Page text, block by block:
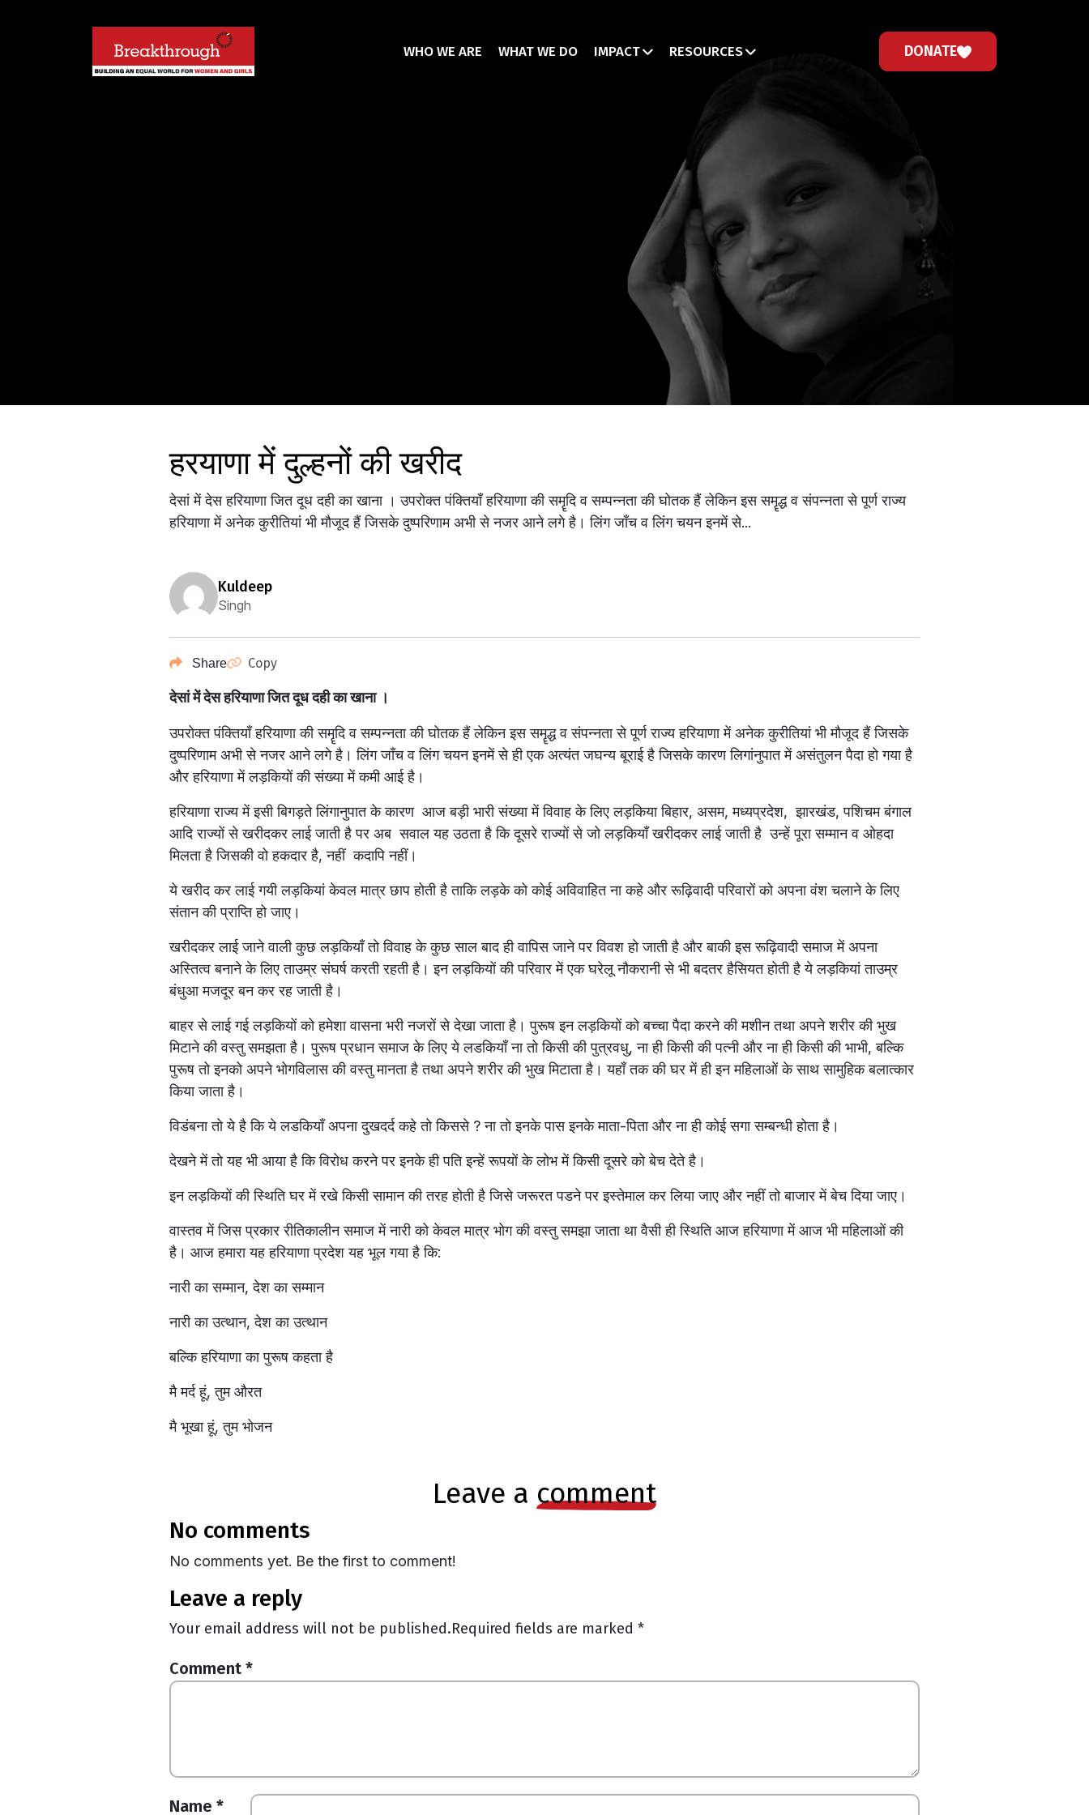
WHO WE ARE WHAT WE DO IMPACT RESOURCES DONATE
हरयाणा में दुल्हनों की खरीद
देसां में देस हरियाणा जित दूध दही का खाना । उपरोक्त पंक्तियाँ हरियाणा की समॄदि व सम्पन्नता की घोतक हैं लेकिन इस समॄद्ध व संपन्नता से पूर्ण राज्य
हरियाणा में अनेक कुरीतियां भी मौजूद हैं जिसके दुष्परिणाम अभी से नजर आने लगे है। लिंग जाँच व लिंग चयन इनमें से...
kuldeep
Singh
Share Copy
देसां में देस हरियाणा जित दूध दही का खाना ।
उपरोक्त पंक्तियाँ हरियाणा की समॄदि व सम्पन्नता की घोतक हैं लेकिन इस समॄद्ध व संपन्नता से पूर्ण राज्य हरियाणा में अनेक कुरीतियां भी मौजूद हैं जिसके
दुष्परिणाम अभी से नजर आने लगे है। लिंग जाँच व लिंग चयन इनमें से ही एक अत्यंत जघन्य बूराई है जिसके कारण लिगांनुपात में असंतुलन पैदा हो गया है
और हरियाणा में लड़कियों की संख्या में कमी आई है।
हरियाणा राज्य में इसी बिगड़ते लिंगानुपात के कारण आज बड़ी भारी संख्या में विवाह के लिए लड़किया बिहार, असम, मध्यप्रदेश, झारखंड, पशिचम बंगाल
आदि राज्यों से खरीदकर लाई जाती है पर अब सवाल यह उठता है कि दूसरे राज्यों से जो लड़कियाँ खरीदकर लाई जाती है उन्हें पूरा सम्मान व ओहदा
मिलता है जिसकी वो हकदार है, नहीं कदापि नहीं।
ये खरीद कर लाई गयी लड़कियां केवल मात्र छाप होती है ताकि लड़के को कोई अविवाहित ना कहे और रूढ़िवादी परिवारों को अपना वंश चलाने के लिए
संतान की प्राप्ति हो जाए।
खरीदकर लाई जाने वाली कुछ लड़कियाँ तो विवाह के कुछ साल बाद ही वापिस जाने पर विवश हो जाती है और बाकी इस रूढ़िवादी समाज में अपना
अस्तित्व बनाने के लिए ताउम्र संघर्ष करती रहती है। इन लड़कियों की परिवार में एक घरेलू नौकरानी से भी बदतर हैसियत होती है ये लड़कियां ताउम्र
बंधुआ मजदूर बन कर रह जाती है।
बाहर से लाई गई लड़कियों को हमेशा वासना भरी नजरों से देखा जाता है। पुरूष इन लड़कियों को बच्चा पैदा करने की मशीन तथा अपने शरीर की भुख
मिटाने की वस्तु समझता है। पुरूष प्रधान समाज के लिए ये लडकियाँ ना तो किसी की पुत्रवधु, ना ही किसी की पत्नी और ना ही किसी की भाभी, बल्कि
पुरूष तो इनको अपने भोगविलास की वस्तु मानता है तथा अपने शरीर की भुख मिटाता है। यहाँ तक की घर में ही इन महिलाओं के साथ सामुहिक बलात्कार
किया जाता है।
विडंबना तो ये है कि ये लडकियाँ अपना दुखदर्द कहे तो किससे ? ना तो इनके पास इनके माता-पिता और ना ही कोई सगा सम्बन्धी होता है।
देखने में तो यह भी आया है कि विरोध करने पर इनके ही पति इन्हें रूपयों के लोभ में किसी दूसरे को बेच देते है।
इन लड़कियों की स्थिति घर में रखे किसी सामान की तरह होती है जिसे जरूरत पडने पर इस्तेमाल कर लिया जाए और नहीं तो बाजार में बेच दिया जाए।
वास्तव में जिस प्रकार रीतिकालीन समाज में नारी को केवल मात्र भोग की वस्तु समझा जाता था वैसी ही स्थिति आज हरियाणा में आज भी महिलाओं की
है। आज हमारा यह हरियाणा प्रदेश यह भूल गया है कि:
नारी का सम्मान, देश का सम्मान
नारी का उत्थान, देश का उत्थान
बल्कि हरियाणा का पुरूष कहता है
मै मर्द हूं, तुम औरत
मै भूखा हूं, तुम भोजन
leave a comment
no comments
No comments yet. Be the first to comment!
leave a reply
Your email address will not be published.Required fields are marked *
Comment *
Name *